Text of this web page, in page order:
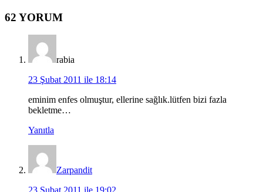
Etkileşimi
62 YORUM
rabia
23 Şubat 2011 ile 18:14
eminim enfes olmuştur, ellerine sağlık.lütfen bizi fazla
bekletme…
Yanıtla
Zarpandit